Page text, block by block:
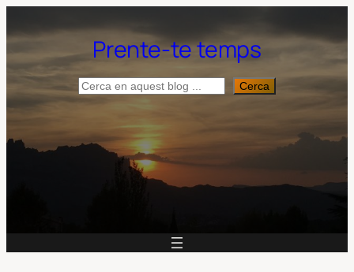
Prente-te temps
Cerca Cerca